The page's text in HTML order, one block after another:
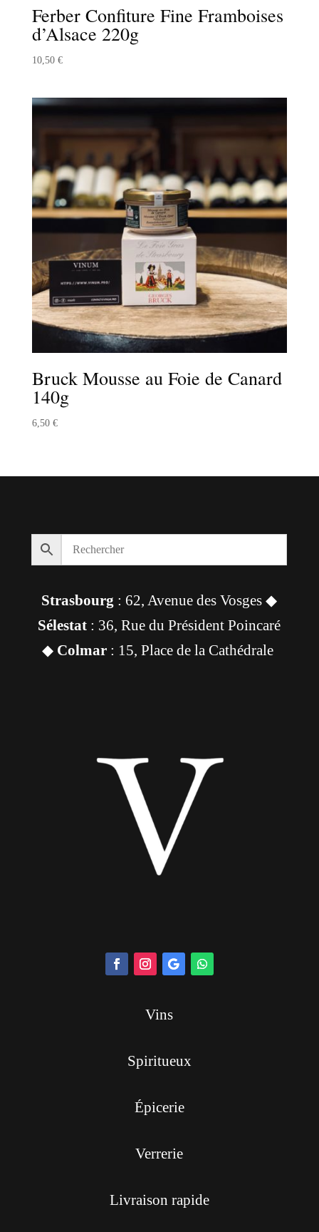
Ferber Confiture Fine Framboises
d’Alsace 220g
10,50 €
Bruck Mousse au Foie de Canard
140g
6,50 €
Strasbourg : 62, Avenue des Vosges ◆
Sélestat : 36, Rue du Président Poincaré
◆ Colmar: 15, Place de la Cathédrale
Vins
Spiritueux
Épicerie
Verrerie
Livraison rapide